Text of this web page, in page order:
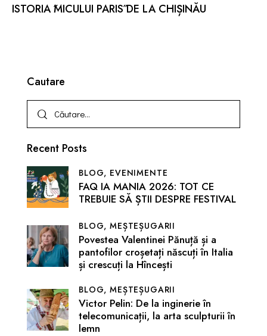
ISTORIA ˝MICULUI PARIS˝ DE LA CHIȘINĂU
Cautare
Recent Posts
BLOG, EVENIMENTE
FAQ IA MANIA 2026: TOT CE
TREBUIE SĂ ȘTII DESPRE FESTIVAL
BLOG,MEȘTEȘUGARII
Povestea Valentinei Pănuță și a
pantofilor croșetați născuți în Italia
și crescuți la Hîncești
BLOG,MEȘTEȘUGARII
Victor Pelin: De la inginerie în
telecomunicații, la arta sculpturii în
lemn